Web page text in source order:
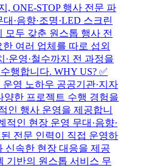
, ONE-STOP 행사 전문 파
·음향·조명·LED 스크린
모두 갖춘 원스톱 행사 전
여러 업체를 따로 섭외
운영·철수까지 전 과정을
행합니다. WHY US? ✅
영 노하우 공공기관·지자
양한 프로젝트 수행 경험을
인 행사 운영을 제공합니
적인 현장 운영 무대·음향·
전문 인력이 직접 운영하
신속한 현장 대응을 제공
기반의 원스톱 서비스 무